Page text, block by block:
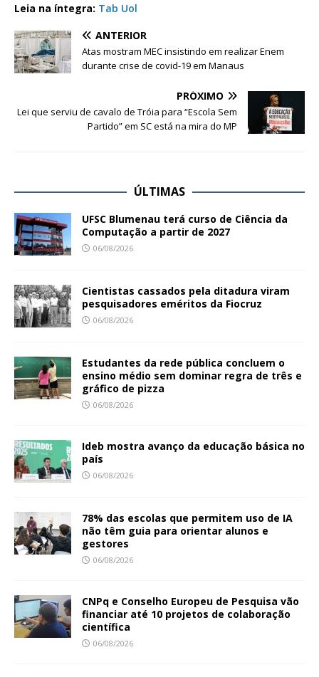
Leia na íntegra: Tab Uol
ANTERIOR
Atas mostram MEC insistindo em realizar Enem
durante crise de covid-19 em Manaus
PRÓXIMO
Lei que serviu de cavalo de Tróia para “Escola Sem
Partido” em SC está na mira do MP
ÚLTIMAS
UFSC Blumenau terá curso de Ciência da
Computação a partir de 2027
06/08/2026
Cientistas cassados pela ditadura viram
pesquisadores eméritos da Fiocruz
06/08/2026
Estudantes da rede pública concluem o
ensino médio sem dominar regra de três e
gráfico de pizza
06/08/2026
Ideb mostra avanço da educação básica no
país
06/08/2026
78% das escolas que permitem uso de IA
não têm guia para orientar alunos e
gestores
06/08/2026
CNPq e Conselho Europeu de Pesquisa vão
financiar até 10 projetos de colaboração
científica
06/08/2026